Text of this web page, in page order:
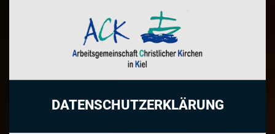
NACHT
DER
DATENSCHUTZERKLÄRUNG